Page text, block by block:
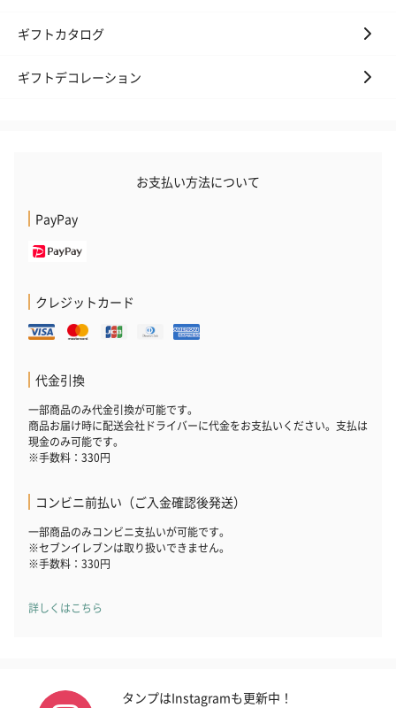
ゼリーバウム カット
円）
3層デザート
り〜 3号（
ハンドクリーム3本セッ
（1,100円）
シャワージェル＆ハン
リラックスグッズ
リラックスグッズを同梱してお届けします。
（ブルー）（748円）
ギフトカタログ
ギフトデコレーション
お支払い方法について
PayPay
クレジットカード
代金引換
一部商品のみ代金引換が可能です。
商品お届け時に配送会社ドライバーに代金をお支払いください。支払は
現金のみ可能です。
※手数料：330円
コンビニ前払い（ご入金確認後発送）
一部商品のみコンビニ支払いが可能です。
※セブンイレブンは取り扱いできません。
※手数料：330円
詳しくはこちら
タンプはInstagramも更新中！